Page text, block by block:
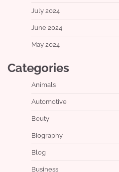
July 2024
June 2024
May 2024
Categories
Animals
Automotive
Beuty
Biography
Blog
Business